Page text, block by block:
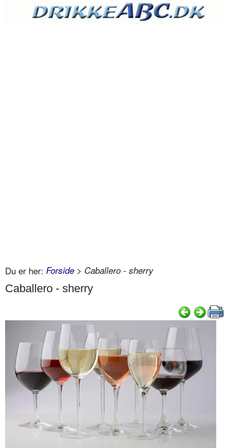
Du er her: Forside > Caballero - sherry
Caballero - sherry